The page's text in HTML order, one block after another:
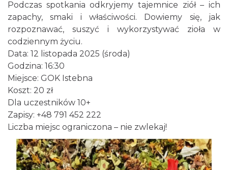
Dziecięcego „ Jaworowy Listek”
Istebna
2026-09-19
0.10 km
Jak czytać las
Istebna
2026-08-25
0.14 km
Podczas spotkania odkryjemy tajemnice ziół – ich
zapachy, smaki i właściwości. Dowiemy się, jak
rozpoznawać, suszyć i wykorzystywać zioła w
codziennym życiu.
Data: 12 listopada 2025 (środa)
Godzina: 16:30
Miejsce: GOK Istebna
Koszt: 20 zł
Dla uczestników 10+
Zapisy: +48 791 452 222
Liczba miejsc ograniczona – nie zwlekaj!